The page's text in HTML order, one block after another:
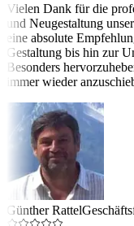
Vielen Dank für die
und Neugestaltung
eine absolute
Gestaltung bis hin zur
Besonders
immer wieder
Günther Rattel